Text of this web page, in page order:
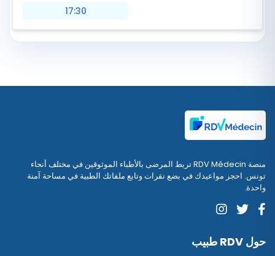
17:30
منصة RDV Médecin تربط المرضى بالأطباء الموثوقين في مختلف أنحاء
تونس. احجز مواعيدك في بضع نقرات وتابع ملفاتك الطبية في مساحة آمنة
واحدة.
حول RDV طبيب